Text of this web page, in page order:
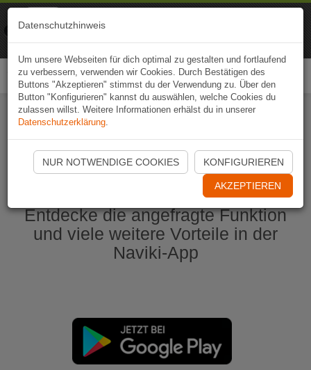
Naviki App jetzt öffnen
Entdecke die angefragte Funktion
und viele weitere Vorteile in der
Naviki-App
Datenschutzhinweis
Um unsere Webseiten für dich optimal zu gestalten und fortlaufend
zu verbessern, verwenden wir Cookies. Durch Bestätigen des
Buttons "Akzeptieren" stimmst du der Verwendung zu. Über den
Button "Konfigurieren" kannst du auswählen, welche Cookies du
zulassen willst. Weitere Informationen erhälst du in unserer
Datenschutzerklärung.
NUR NOTWENDIGE COOKIES KONFIGURIEREN
AKZEPTIEREN
Naviki